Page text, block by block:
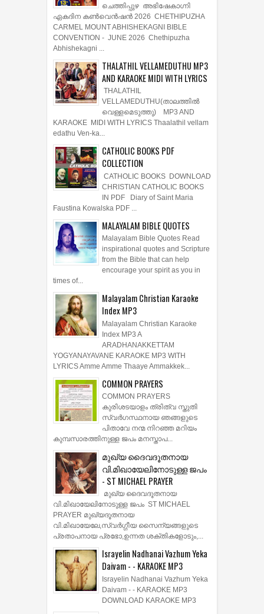
ചെത്തിപ്പുഴ അഭിഷേകാഗ്നി
ഏകദിന കൺവെൻഷൻ 2026 CHETHIPUZHA
CARMEL MOUNT ABHISHEKAGNI BIBLE
CONVENTION - JUNE 2026 Chethipuzha
Abhishekagni ...
THALATHIL VELLAMEDUTHU MP3
AND KARAOKE MIDI WITH LYRICS
THALATHIL
VELLAMEDUTHU(താലത്തില്‍
വെള്ളമെടുത്തു) MP3 AND
KARAOKE MIDI WITH LYRICS Thaalathil vellam
edathu Ven-ka...
CATHOLIC BOOKS PDF
COLLECTION
CATHOLIC BOOKS DOWNLOAD
CHRISTIAN CATHOLIC BOOKS
IN PDF Diary of Saint Maria
Faustina Kowalska PDF ...
MALAYALAM BIBLE QUOTES
Malayalam Bible Quotes Read
inspirational quotes and Scripture
from the Bible that can help
encourage your spirit as you in
times of...
Malayalam Christian Karaoke
Index MP3
Malayalam Christian Karaoke
Index MP3 A
ARADHANAKKETTAM
YOGYANAYAVANE KARAOKE MP3 WITH
LYRICS Amme Amme Thaaye Ammakkek...
COMMON PRAYERS
COMMON PRAYERS
കുരിശടയാളം ത്രിത്വ സ്തുതി
സ്വര്‍ഗസ്ഥനായ ഞങ്ങളുടെ
പിതാവേ നന്മ നിറഞ്ഞ മറിയം
കുമ്പസാരത്തിനുള്ള ജപം മനസ്താപ...
മുഖ്യ ദൈവദൂതനായ
വി.മിഖായേലിനോടുള്ള ജപം
- ST MICHAEL PRAYER
മുഖ്യ ദൈവദൂതനായ
വി.മിഖായേലിനോടുള്ള ജപം ST MICHAEL
PRAYER മുഖ്യദൂതനായ
വി.മിഖായേലേ,സ്വർഗ്ഗീയ സൈന്യങ്ങളുടെ
പ്രതാപനായ പ്രഭോ,ഉന്നത ശക്തികളോടും,...
Israyelin Nadhanai Vazhum Yeka
Daivam - - KARAOKE MP3
Israyelin Nadhanai Vazhum Yeka
Daivam - - KARAOKE MP3
DOWNLOAD KARAOKE MP3